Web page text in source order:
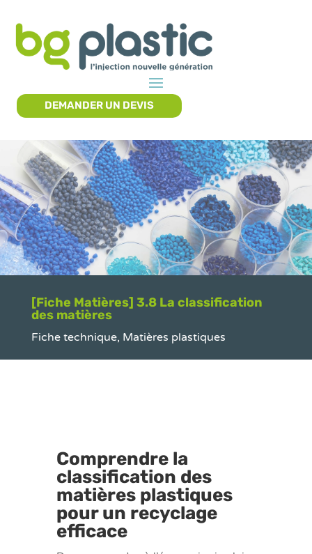
DEMANDER UN DEVIS
[Fiche Matières] 3.8 La classification
des matières
Fiche technique, Matières plastiques
Comprendre la
classification des
matières plastiques
pour un recyclage
efficace